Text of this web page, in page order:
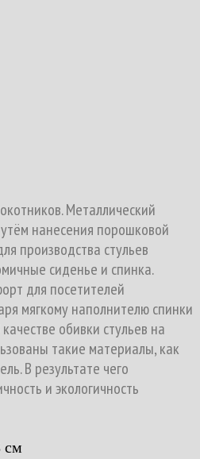
Металлический
нанесения порошковой
производства стульев
сиденье и спинка.
для посетителей
мягкому наполнителю спинки
обивки стульев на
такие материалы, как
В результате чего
и экологичность
см